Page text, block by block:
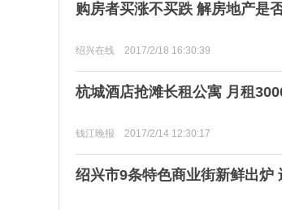
购房者买涨不买跌 解房地产是
绍兴在线 2017/2/18 16:30:39
杭城酒店抢滩长租公寓 月租
钱江晚报 2017/2/14 12:30:17
绍兴市9条特色商业街新鲜出炉